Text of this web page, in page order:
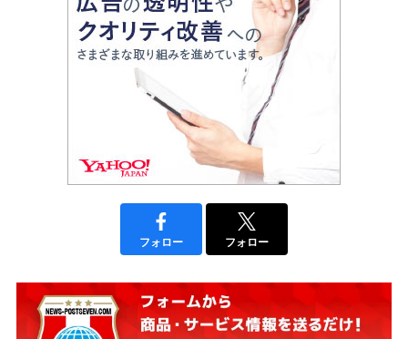
フォロー フォロー